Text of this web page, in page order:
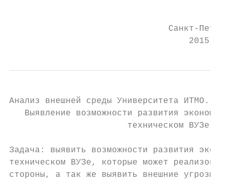
Санкт-
                                   2015 год
Анализ внешней среды Университета ИТМО.
Выявление возможности развития
                       техническом ВУЗе.
Задача: выявить возможности развития
техническом ВУЗе, которые может
стороны, а так же выявить внешние угрозы,